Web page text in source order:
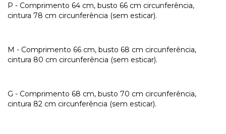
P - Comprimento 64 cm, busto 66 cm circunferência,
cintura 78 cm circunferência (sem esticar).
M - Comprimento 66 cm, busto 68 cm circunferência,
cintura 80 cm circunferência (sem esticar).
G - Comprimento 68 cm, busto 70 cm circunferência,
cintura 82 cm circunferência (sem esticar).